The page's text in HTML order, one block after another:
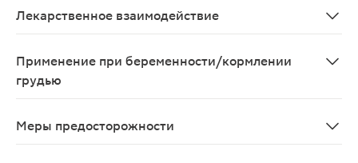
Лекарственное взаимодействие
Применение при беременности/кормлении
грудью
Меры предосторожности